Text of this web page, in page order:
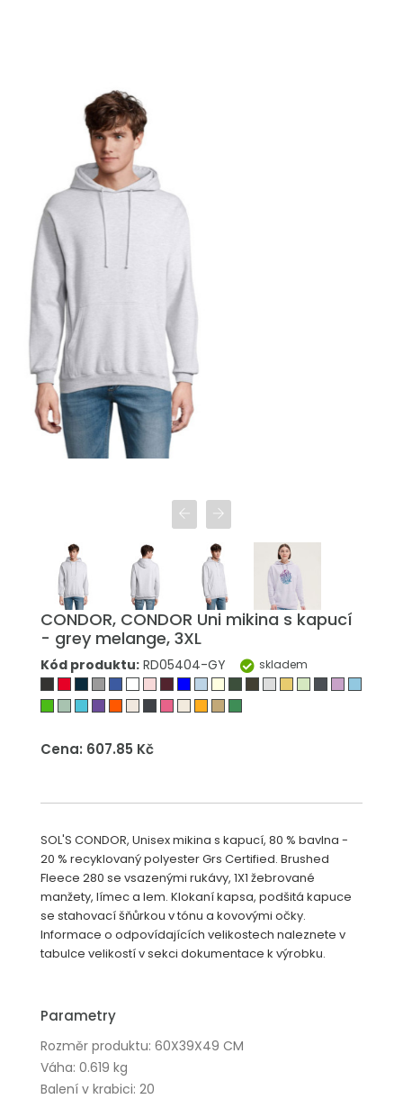
CONDOR, CONDOR Uni mikina s kapucí
- grey melange, 3XL
Kód produktu: RD05404-GY skladem
Cena: 607.85 Kč
SOL'S CONDOR, Unisex mikina s kapucí, 80 % bavlna -
20 % recyklovaný polyester Grs Certified. Brushed
Fleece 280 se vsazenými rukávy, 1X1 žebrované
manžety, límec a lem. Klokaní kapsa, podšitá kapuce
se stahovací šňůrkou v tónu a kovovými očky.
Informace o odpovídajících velikostech naleznete v
tabulce velikostí v sekci dokumentace k výrobku.
Parametry
Rozměr produktu: 60X39X49 CM
Váha: 0.619 kg
Balení v krabici: 20